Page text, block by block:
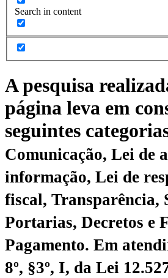
Search in content
A pesquisa
página leva em
seguintes
Comunicação, Lei de
informação, Lei de
fiscal, Transparência,
Portarias, Decretos e
Pagamento. Em
8º, §3º, I, da Lei